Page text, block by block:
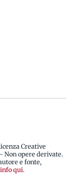
Creative
Non opere derivate.
e fonte,
qui.